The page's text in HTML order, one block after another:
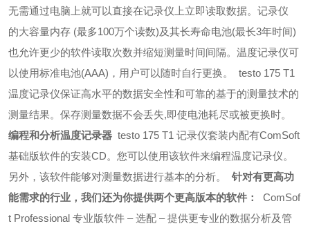
无需通过电脑上就可以直接在记录仪上立即读取数据。 记录仪
的大容量内存 (最多100万个读数)及其长寿命电池(最长3年时间)
也允许更少的软件读取次数并缩短测量时间间隔。温度记录仪可
以使用标准电池(AAA)，用户可以随时自行更换。
testo 175 T1
温度记录仪保证高水平的数据安全性和可靠的基于的测量技术的
测量结果。保存测量数据不会丢失,即使电池耗尽或被更换时。
编程和分析温度记录器 testo 175 T1 记录仪套装内配有ComSoft
基础版软件的安装CD。您可以使用该软件来编程温度记录仪。
另外，该软件能够对测量数据进行基本的分析。
针对有更高功
能需求的行业，我们还为你提供两个更高版本的软件：
ComSof
t Professional 专业版软件 – 选配 – 提供更专业的数据分析及管